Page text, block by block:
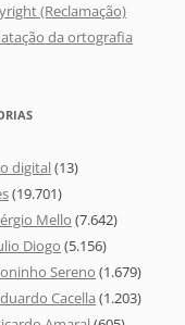
(Reclamação)
da ortografia
digital(13)
(19.701)
Mello (7.642)
Diogo (5.156)
Sereno (1.679)
Cacella (1.203)